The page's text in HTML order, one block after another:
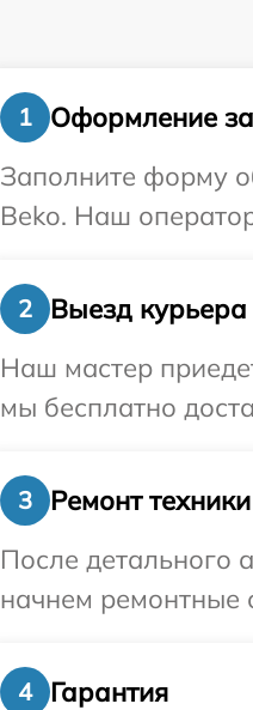
1
Оформление
Заполните форму
Beko. Наш
2
Выезд курьера
Наш мастер
мы бесплатно
3
Ремонт техники
После детального
начнем ремонтные
4
Гарантия